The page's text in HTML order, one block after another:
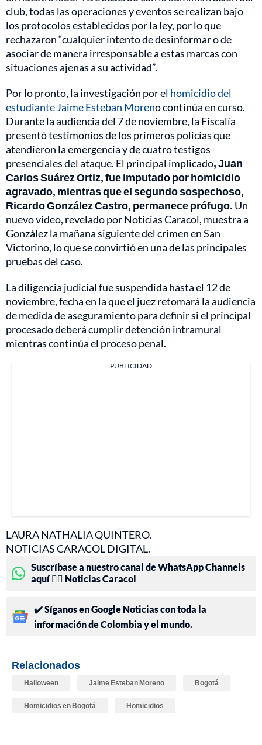
club, todas las operaciones y eventos se realizan bajo
los protocolos establecidos por la ley, por lo que
rechazaron “cualquier intento de desinformar o de
asociar de manera irresponsable a estas marcas con
situaciones ajenas a su actividad”.
Por lo pronto, la investigación por el homicidio del
estudiante Jaime Esteban Moreno continúa en curso.
Durante la audiencia del 7 de noviembre, la Fiscalía
presentó testimonios de los primeros policías que
atendieron la emergencia y de cuatro testigos
presenciales del ataque. El principal implicado, Juan
Carlos Suárez Ortiz, fue imputado por homicidio
agravado, mientras que el segundo sospechoso,
Ricardo González Castro, permanece prófugo. Un
nuevo video, revelado por Noticias Caracol, muestra a
González la mañana siguiente del crimen en San
Victorino, lo que se convirtió en una de las principales
pruebas del caso.
La diligencia judicial fue suspendida hasta el 12 de
noviembre, fecha en la que el juez retomará la audiencia
de medida de aseguramiento para definir si el principal
procesado deberá cumplir detención intramural
mientras continúa el proceso penal.
PUBLICIDAD
LAURA NATHALIA QUINTERO.
NOTICIAS CARACOL DIGITAL.
Suscríbase a nuestro canal de WhatsApp Channels
aquí 👉🏻 Noticias Caracol
✔️ Síganos en Google Noticias con toda la
información de Colombia y el mundo.
Relacionados
Halloween Jaime Esteban Moreno Bogotá
Homicidios en Bogotá Homicidios